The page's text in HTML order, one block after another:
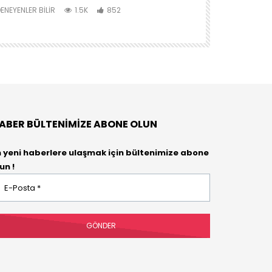
BILIR 1.5K 852
AKTİVİTE
BÜLTENIMIZE ABONE OLUN
yeni haberlere ulaşmak için bültenimize abone
!